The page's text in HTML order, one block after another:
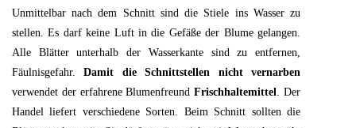
Unmittelbar nach dem Schnitt sind die Stiele ins Wasser zu
stellen. Es darf keine Luft in die Gefäße der Blume gelangen.
Alle Blätter unterhalb der Wasserkante sind zu entfernen,
Fäulnisgefahr.Damit die Schnittstellen nicht vernarben
verwendet der erfahrene BlumenfreundFrischhaltemittel. Der
Handel liefert verschiedene Sorten. Beim Schnitt sollten die